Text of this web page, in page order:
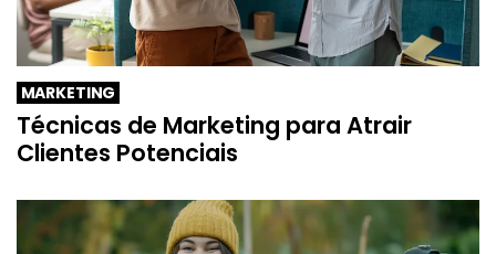
MARKETING
Técnicas de Marketing para Atrair
Clientes Potenciais